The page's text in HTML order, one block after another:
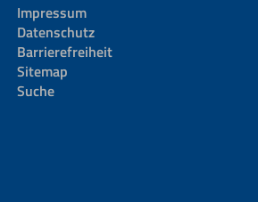
Impressum
Datenschutz
Barrierefreiheit
Sitemap
Suche